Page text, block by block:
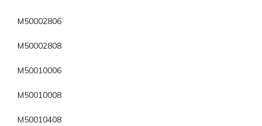
M50002806
M50002808
M50010006
M50010008
M50010408